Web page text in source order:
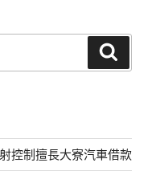
控制擅長大寮汽車借款